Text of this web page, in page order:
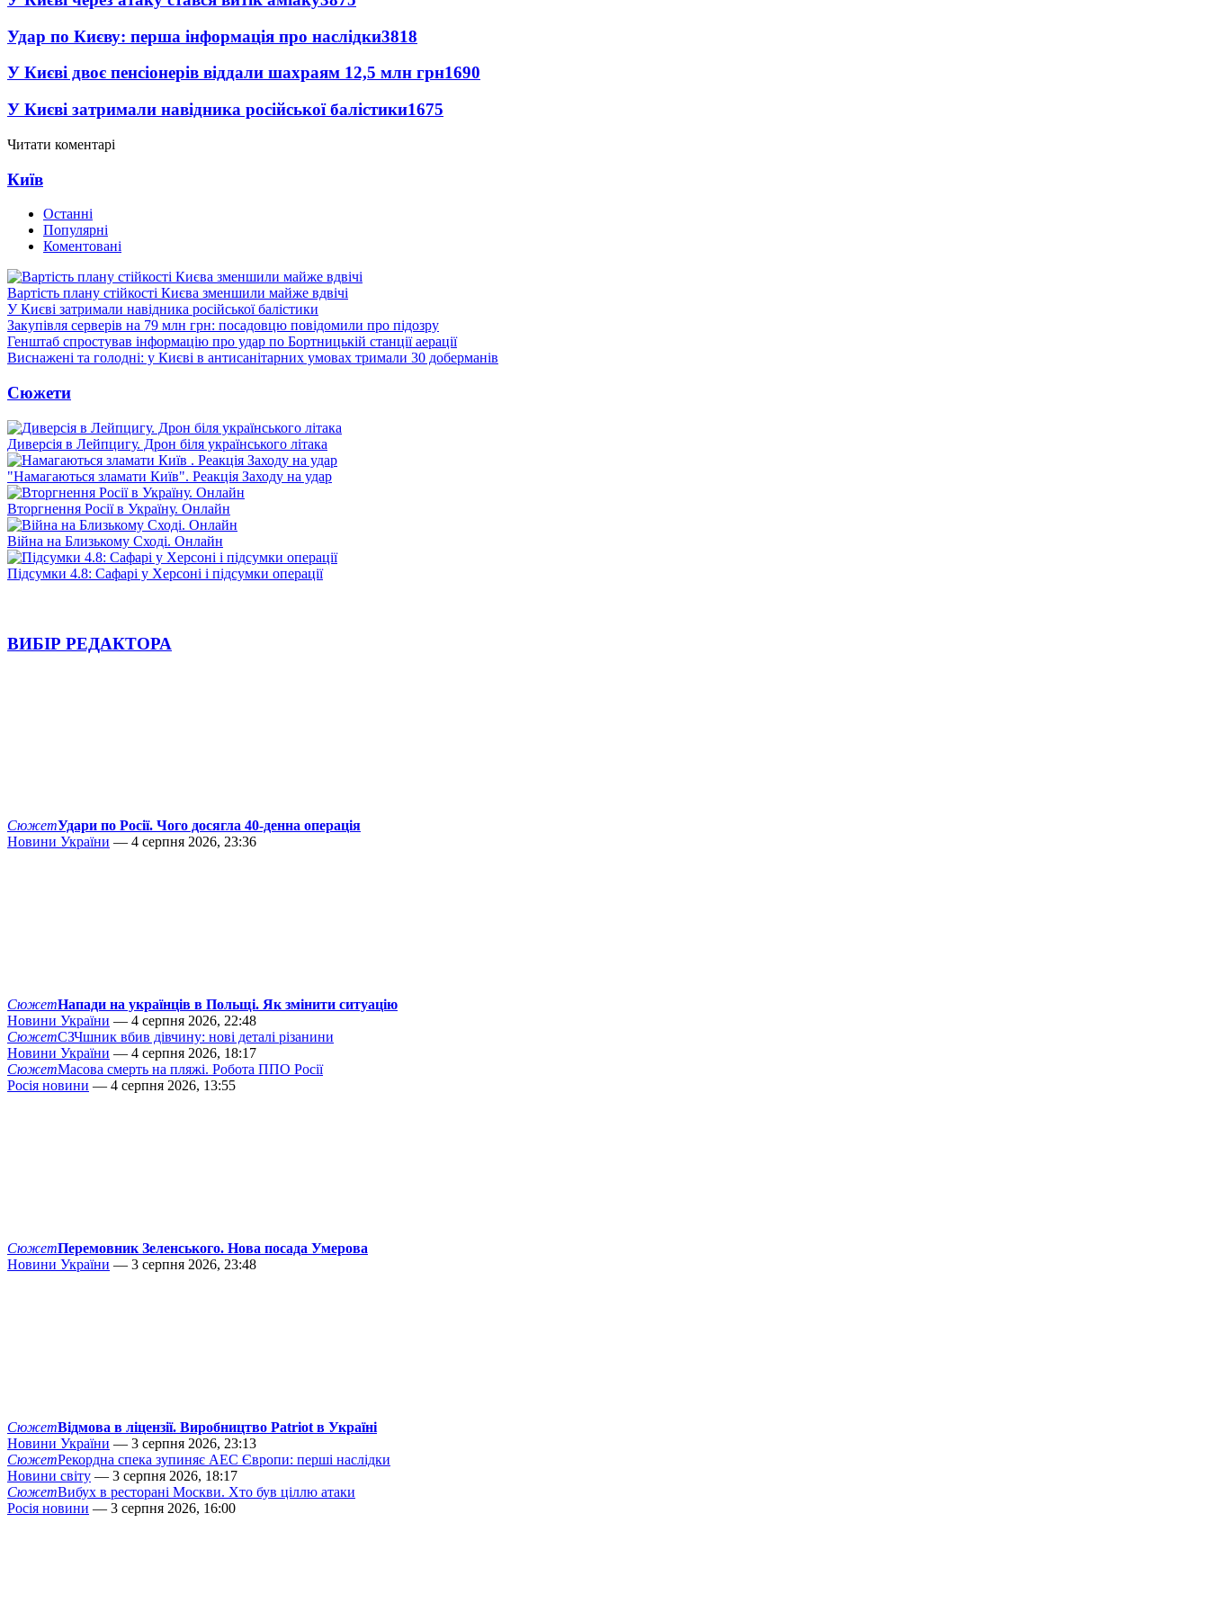
Удар по Києву: перша інформація про наслідки3818
У Києві двоє пенсіонерів віддали шахраям 12,5 млн грн1690
У Києві затримали навідника російської балістики1675
Читати коментарі
Київ
Останні
Популярні
Коментовані
Вартість плану стійкості Києва зменшили майже вдвічі
У Києві затримали навідника російської балістики
Закупівля серверів на 79 млн грн: посадовцю повідомили про підозру
Генштаб спростував інформацію про удар по Бортницькій станції аерації
Виснажені та голодні: у Києві в антисанітарних умовах тримали 30 доберманів
Сюжети
Диверсія в Лейпцигу. Дрон біля українського літака
"Намагаються зламати Київ". Реакція Заходу на удар
Вторгнення Росії в Україну. Онлайн
Війна на Близькому Сході. Онлайн
Підсумки 4.8: Сафарі у Херсоні і підсумки операції
ВИБІР РЕДАКТОРА
СюжетУдари по Росії. Чого досягла 40-денна операція
Новини України — 4 серпня 2026, 23:36
СюжетНапади на українців в Польщі. Як змінити ситуацію
Новини України — 4 серпня 2026, 22:48
СюжетСЗЧшник вбив дівчину: нові деталі різанини
Новини України — 4 серпня 2026, 18:17
СюжетМасова смерть на пляжі. Робота ППО Росії
Росія новини — 4 серпня 2026, 13:55
СюжетПеремовник Зеленського. Нова посада Умерова
Новини України — 3 серпня 2026, 23:48
СюжетВідмова в ліцензії. Виробництво Patriot в Україні
Новини України — 3 серпня 2026, 23:13
СюжетРекордна спека зупиняє АЕС Європи: перші наслідки
Новини світу — 3 серпня 2026, 18:17
СюжетВибух в ресторані Москви. Хто був ціллю атаки
Росія новини — 3 серпня 2026, 16:00